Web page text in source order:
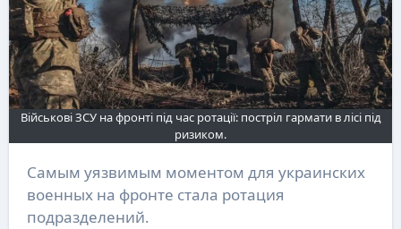
Військові ЗСУ на фронті під час ротації: постріл гармати в лісі під
ризиком.
Самым уязвимым моментом для украинских
военных на фронте стала ротация
подразделений.